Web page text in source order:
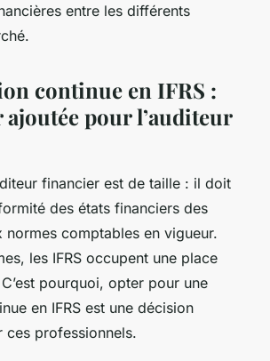
entre les différents
continue en IFRS :
ajoutée pour l’auditeur
financier est de taille : il doit
des états financiers des
normes comptables en vigueur.
les IFRS occupent une place
pourquoi, opter pour une
en IFRS est une décision
ces professionnels.